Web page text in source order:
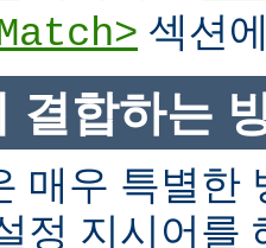
섹션
결합하는
매우 특별한
정 지시어를